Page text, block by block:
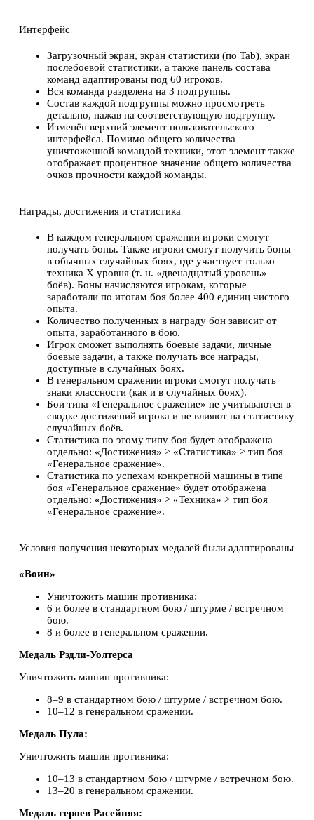
Интерфейс
Загрузочный экран, экран статистики (по Tab), экран
послебоевой статистики, а также панель состава
команд адаптированы под 60 игроков.
Вся команда разделена на 3 подгруппы.
Состав каждой подгруппы можно просмотреть
детально, нажав на соответствующую подгруппу.
Изменён верхний элемент пользовательского
интерфейса. Помимо общего количества
уничтоженной командой техники, этот элемент также
отображает процентное значение общего количества
очков прочности каждой команды.
Награды, достижения и статистика
В каждом генеральном сражении игроки смогут
получать боны. Также игроки смогут получить боны
в обычных случайных боях, где участвует только
техника Х уровня (т. н. «двенадцатый уровень»
боёв). Боны начисляются игрокам, которые
заработали по итогам боя более 400 единиц чистого
опыта.
Количество полученных в награду бон зависит от
опыта, заработанного в бою.
Игрок сможет выполнять боевые задачи, личные
боевые задачи, а также получать все награды,
доступные в случайных боях.
В генеральном сражении игроки смогут получать
знаки классности (как и в случайных боях).
Бои типа «Генеральное сражение» не учитываются в
сводке достижений игрока и не влияют на статистику
случайных боёв.
Статистика по этому типу боя будет отображена
отдельно: «Достижения» > «Статистика» > тип боя
«Генеральное сражение».
Статистика по успехам конкретной машины в типе
боя «Генеральное сражение» будет отображена
отдельно: «Достижения» > «Техника» > тип боя
«Генеральное сражение».
Условия получения некоторых медалей были адаптированы
«Воин»
Уничтожить машин противника:
6 и более в стандартном бою / штурме / встречном
бою.
8 и более в генеральном сражении.
Медаль Рэдли-Уолтерса
Уничтожить машин противника:
8–9 в стандартном бою / штурме / встречном бою.
10–12 в генеральном сражении.
Медаль Пула:
Уничтожить машин противника:
10–13 в стандартном бою / штурме / встречном бою.
13–20 в генеральном сражении.
Медаль героев Расейняя: